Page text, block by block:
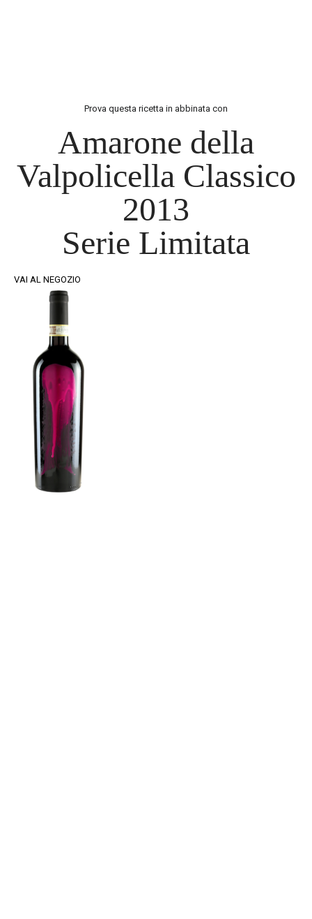
Prova questa ricetta in abbinata con
Amarone della
Valpolicella Classico
2013
Serie Limitata
VAI AL NEGOZIO